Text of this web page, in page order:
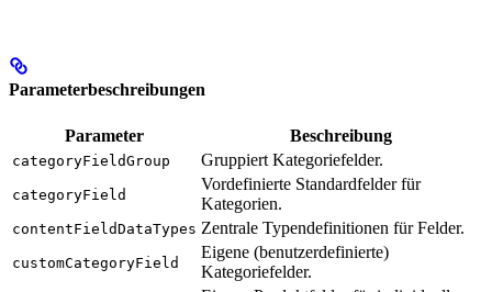
Parameterbeschreibungen
Parameter Beschreibung
categoryFieldGroup Gruppiert Kategoriefelder.
categoryField
Vordefinierte Standardfelder für
Kategorien.
contentFieldDataTypes Zentrale Typendefinitionen für Felder.
customCategoryField
Eigene (benutzerdefinierte)
Kategoriefelder.